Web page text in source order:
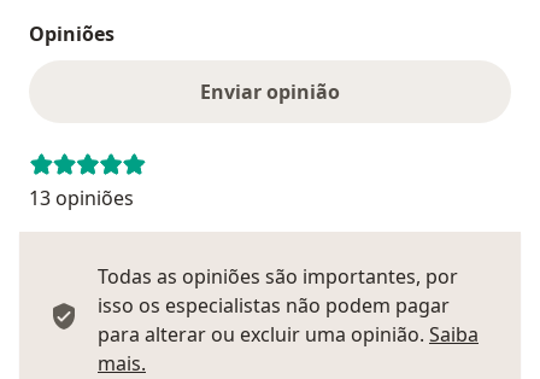
Opiniões
Enviar opinião
13 opiniões
Todas as opiniões são importantes, por
isso os especialistas não podem pagar
para alterar ou excluir uma opinião. Saiba
mais.